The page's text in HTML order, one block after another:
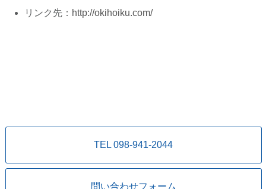
リンク先： http://okihoiku.com/
TEL 098-941-2044
問い合わせフォーム